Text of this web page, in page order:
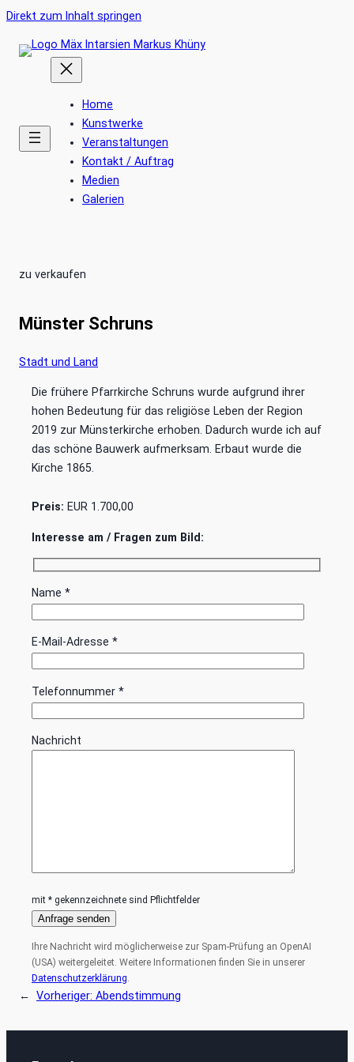
Direkt zum Inhalt springen
den
springen
Home
Kunstwerke
Veranstaltungen
Kontakt / Auftrag
Medien
Galerien
zu verkaufen
Münster Schruns
Stadt und Land
Die frühere Pfarrkirche Schruns wurde aufgrund ihrer
hohen Bedeutung für das religiöse Leben der Region
2019 zur Münsterkirche erhoben. Dadurch wurde ich auf
das schöne Bauwerk aufmerksam. Erbaut wurde die
Kirche 1865.
Preis: EUR 1.700,00
Interesse am / Fragen zum Bild:
Name *
E-Mail-Adresse *
Telefonnummer *
Nachricht
mit * gekennzeichnete sind Pflichtfelder
Ihre Nachricht wird möglicherweise zur Spam-Prüfung an OpenAI
(USA) weitergeleitet. Weitere Informationen finden Sie in unserer
Datenschutzerklärung.
← Vorheriger: Abendstimmung